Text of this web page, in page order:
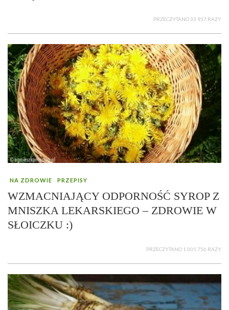
PRZECZYTANO 33 917 RAZY
NA ZDROWIE PRZEPISY
WZMACNIAJĄCY ODPORNOŚĆ SYROP Z
MNISZKA LEKARSKIEGO – ZDROWIE W
SŁOICZKU :)
PRZECZYTANO 1 005 756 RAZY